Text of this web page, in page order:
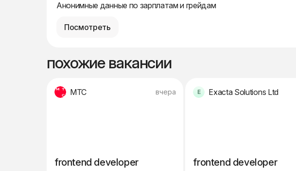
Анонимные данные по зарплатам и грейдам
Посмотреть
похожие вакансии
МТС вчера
frontend developer
Exacta Solutions Ltd
frontend developer